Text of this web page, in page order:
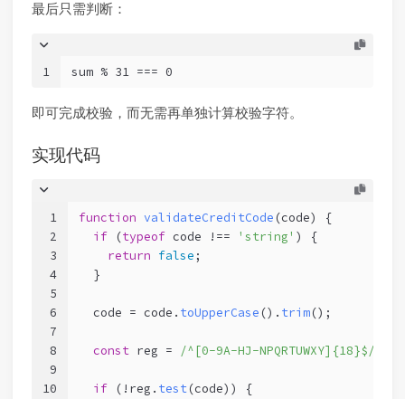
最后只需判断：
1 sum % 31 === 0
即可完成校验，而无需再单独计算校验字符。
实现代码
1
2
3
4
5
6
7
8
9
10
function validateCreditCode (code) {
if (typeof code !== 'string' ) {
return false ;
  }
  code = code.
toUpperCase (). trim();
const reg = /^[0-9A-HJ-NPQRTUWXY]{18}$/
if (!reg. test(code)) {